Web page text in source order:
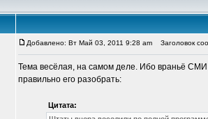
Добавлено: Вт Май 03, 2011 9:28 am Заголовок
Тема весёлая, на самом деле. Ибо враньё
правильно его разобрать:
Цитата: